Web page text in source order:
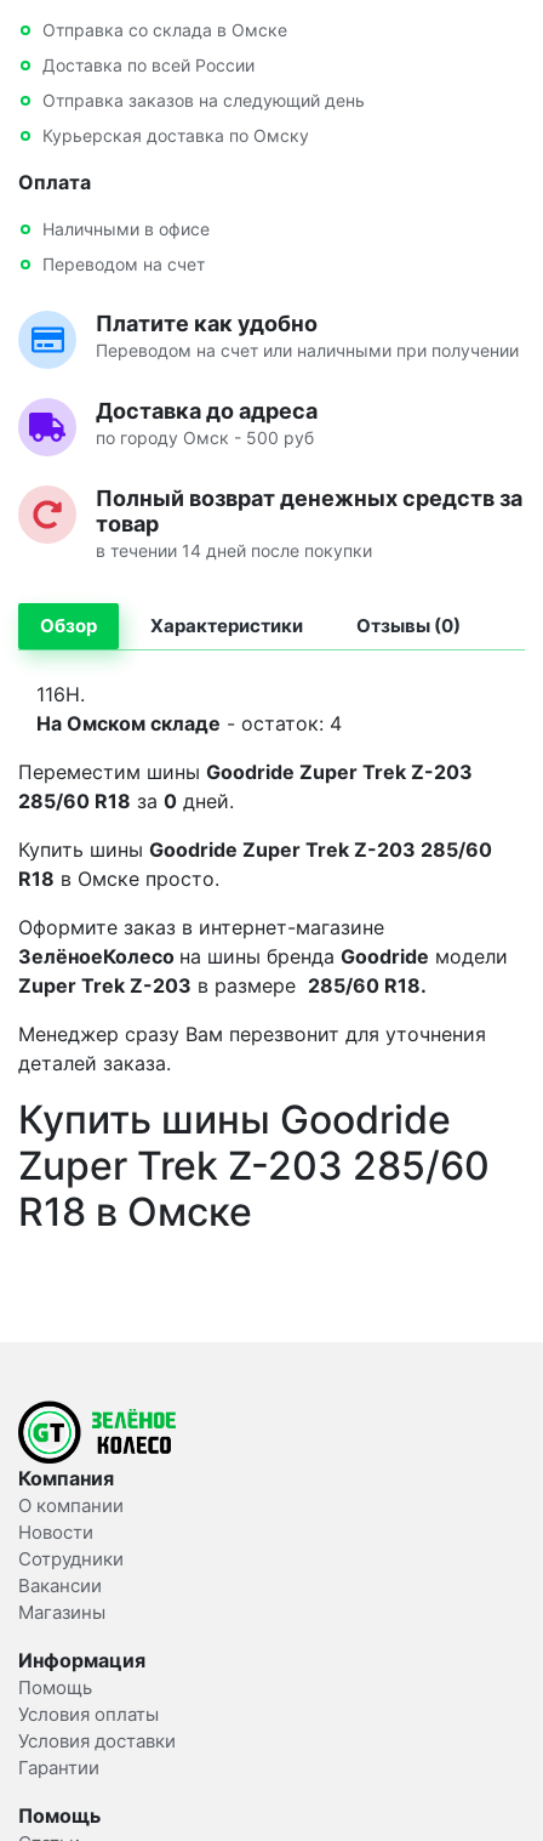
Отправка со склада в Омске
Доставка по всей России
Отправка заказов на следующий день
Курьерская доставка по Омску
Оплата
Наличными в офисе
Переводом на счет
Платите как удобно
Переводом на счет или наличными при получении
Доставка до адреса
по городу Омск - 500 руб
Полный возврат денежных средств за
товар
в течении 14 дней после покупки
Обзор Характеристики Отзывы (0)
116H.
На Омском складе - остаток: 4
Переместим шины Goodride Zuper Trek Z-203
285/60 R18 за 0 дней.
Купить шины Goodride Zuper Trek Z-203 285/60
R18 в Омске просто.
Оформите заказ в интернет-магазине
ЗелёноеКолесо на шины бренда Goodride модели
Zuper Trek Z-203 в размере 285/60 R18.
Менеджер сразу Вам перезвонит для уточнения
деталей заказа.
Купить шины Goodride
Zuper Trek Z-203 285/60
R18 в Омске
Компания
О компании
Новости
Сотрудники
Вакансии
Магазины
Информация
Помощь
Условия оплаты
Условия доставки
Гарантии
Помощь